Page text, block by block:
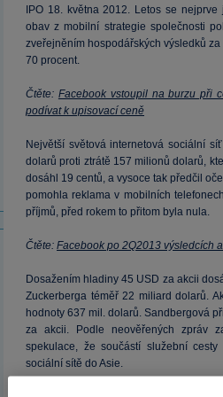
IPO 18. května 2012. Letos se
obav z mobilní strategie společnosti
zveřejněním hospodářských výsledků
70 procent.
Čtěte: Facebook vstoupil na burzu při
podívat k upisovací ceně
Největší světová internetová sociální
dolarů proti ztrátě 157 milionů dolarů,
dosáhl 19 centů, a vysoce tak předčil
pomohla reklama v mobilních
příjmů, před rokem to přitom byla nula.
Čtěte: Facebook po 2Q2013 výsledcích
Dosažením hladiny 45 USD za akcii
Zuckerberga téměř 22 miliard dolarů.
hodnoty 637 mil. dolarů. Sandbergová
za akcii. Podle neověřených zpráv
spekulace, že součástí služební
sociální sítě do Asie.